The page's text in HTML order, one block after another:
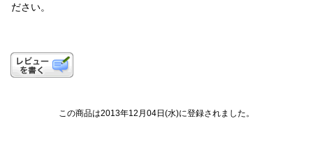
ださい。
この商品は2013年12月04日(水)に登録されました。